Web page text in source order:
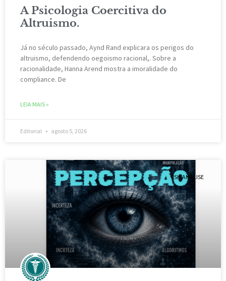
A Psicologia Coercitiva do
Altruismo.
Já no século passado, Aynd Rand explicara os perigos do
altruismo, defendendo oegoismo racional,. Sobre a
racionalidade, Hanna Arend mostra a imoralidade do
compliance. De
LEIA MAIS »
Editorial agosto 5, 2026
PSICANÁLISE